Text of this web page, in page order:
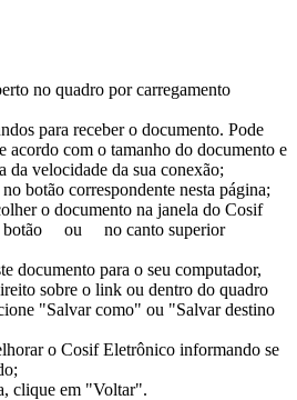
no quadro por carregamento
para receber o documento. Pode
acordo com o tamanho do documento e
da velocidade da sua conexão;
botão correspondente nesta página;
o documento na janela do Cosif
botão
ou
no canto superior
documento para o seu computador,
sobre o link ou dentro do quadro
"Salvar como" ou "Salvar destino
o Cosif Eletrônico informando se
clique em "Voltar".